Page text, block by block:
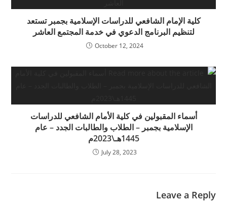
كلية الإمام الشافعي للدراسات الإسلامية بجمبر تستعد
لتنظيم البرنامج الدعوي في خدمة المجتمع العاشر
October 12, 2024
أسماء المقبولين في كلية الأمام الشافعي للدراسات
الإسلامية بجمبر – الطلاب والطالبات الجدد – عام
1445هـ\2023م
July 28, 2023
Leave a Reply